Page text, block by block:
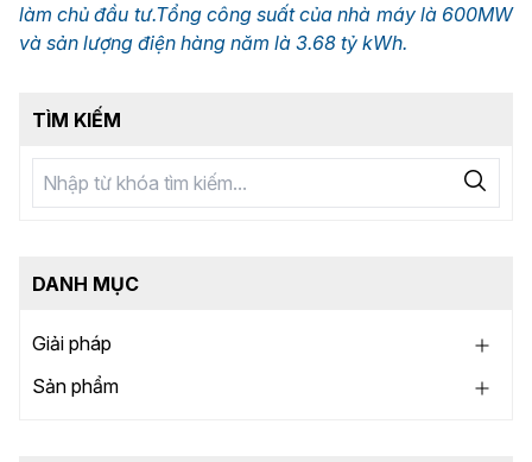
làm chủ đầu tư.Tổng công suất của nhà máy là 600MW
và sản lượng điện hàng năm là 3.68 tỷ kWh.
TÌM KIẾM
DANH MỤC
Giải pháp
Sản phẩm